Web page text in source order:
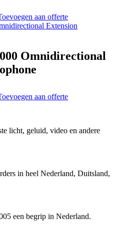
aan offerte
Omnidirectional
aan offerte
licht, geluid, video en andere
in heel Nederland, Duitsland,
een begrip in Nederland.